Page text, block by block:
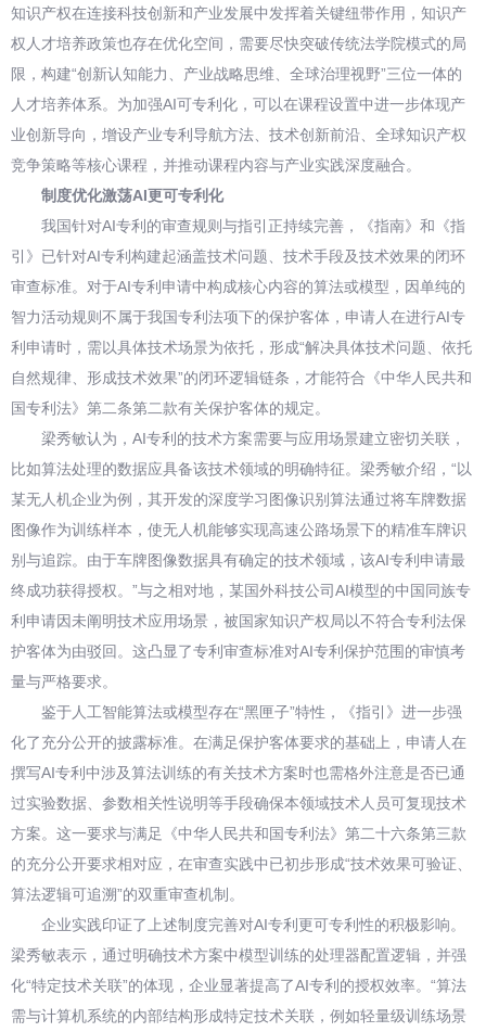
知识产权在连接科技创新和产业发展中发挥着关键纽带作用，知识产
权人才培养政策也存在优化空间，需要尽快突破传统法学院模式的局
限，构建“创新认知能力、产业战略思维、全球治理视野”三位一体的
人才培养体系。为加强AI可专利化，可以在课程设置中进一步体现产
业创新导向，增设产业专利导航方法、技术创新前沿、全球知识产权
竞争策略等核心课程，并推动课程内容与产业实践深度融合。
制度优化激荡AI更可专利化
我国针对AI专利的审查规则与指引正持续完善，《指南》和《指
引》已针对AI专利构建起涵盖技术问题、技术手段及技术效果的闭环
审查标准。对于AI专利申请中构成核心内容的算法或模型，因单纯的
智力活动规则不属于我国专利法项下的保护客体，申请人在进行AI专
利申请时，需以具体技术场景为依托，形成“解决具体技术问题、依托
自然规律、形成技术效果”的闭环逻辑链条，才能符合《中华人民共和
国专利法》第二条第二款有关保护客体的规定。
梁秀敏认为，AI专利的技术方案需要与应用场景建立密切关联，
比如算法处理的数据应具备该技术领域的明确特征。梁秀敏介绍，“以
某无人机企业为例，其开发的深度学习图像识别算法通过将车牌数据
图像作为训练样本，使无人机能够实现高速公路场景下的精准车牌识
别与追踪。由于车牌图像数据具有确定的技术领域，该AI专利申请最
终成功获得授权。”与之相对地，某国外科技公司AI模型的中国同族专
利申请因未阐明技术应用场景，被国家知识产权局以不符合专利法保
护客体为由驳回。这凸显了专利审查标准对AI专利保护范围的审慎考
量与严格要求。
鉴于人工智能算法或模型存在“黑匣子”特性，《指引》进一步强
化了充分公开的披露标准。在满足保护客体要求的基础上，申请人在
撰写AI专利中涉及算法训练的有关技术方案时也需格外注意是否已通
过实验数据、参数相关性说明等手段确保本领域技术人员可复现技术
方案。这一要求与满足《中华人民共和国专利法》第二十六条第三款
的充分公开要求相对应，在审查实践中已初步形成“技术效果可验证、
算法逻辑可追溯”的双重审查机制。
企业实践印证了上述制度完善对AI专利更可专利性的积极影响。
梁秀敏表示，通过明确技术方案中模型训练的处理器配置逻辑，并强
化“特定技术关联”的体现，企业显著提高了AI专利的授权效率。“算法
需与计算机系统的内部结构形成特定技术关联，例如轻量级训练场景